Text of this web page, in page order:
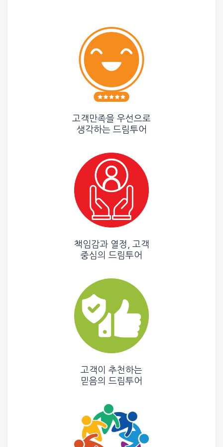
고객만족을 우선으로
생각하는 드림투어
책임감과 열정, 고객
중심의 드림투어
고객이 추천하는
믿음의 드림투어